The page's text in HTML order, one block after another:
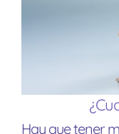
Hay que tener